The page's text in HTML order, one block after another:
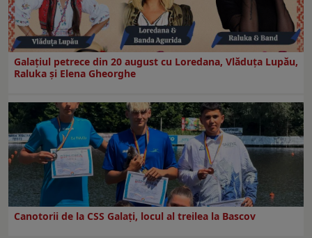
Galaţiul petrece din 20 august cu Loredana, Vlăduța Lupău,
Raluka și Elena Gheorghe
Canotorii de la CSS Galați, locul al treilea la Bascov